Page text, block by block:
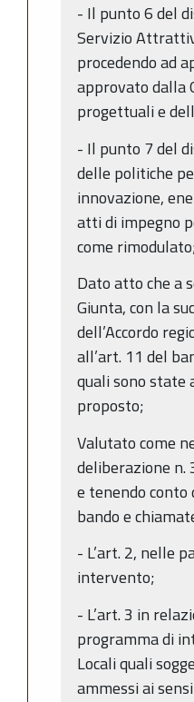
- Il punto 6 del
Servizio
procedendo ad
approvato dalla
progettuali e
- Il punto 7 del
delle politiche
innovazione,
atti di impegno
come
Dato atto che a
Giunta, con la
dell’Accordo
all’art. 11 del
quali sono state
proposto;
Valutato come
deliberazione n.
e tenendo
bando e
- L’art. 2, nelle
intervento;
- L’art. 3 in
programma di
Locali quali
ammessi ai